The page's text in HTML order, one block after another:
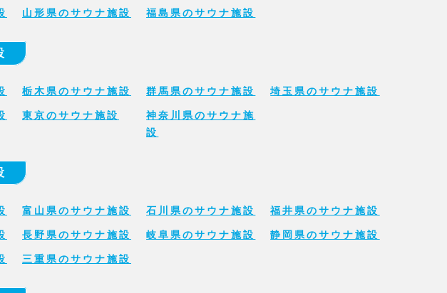
山形県のサウナ施設 福島県のサウナ施設
栃木県のサウナ施設 群馬県のサウナ施設 埼玉県のサウナ施設
東京のサウナ施設
神奈川県のサウナ施
設
富山県のサウナ施設 石川県のサウナ施設 福井県のサウナ施設
長野県のサウナ施設 岐阜県のサウナ施設 静岡県のサウナ施設
三重県のサウナ施設